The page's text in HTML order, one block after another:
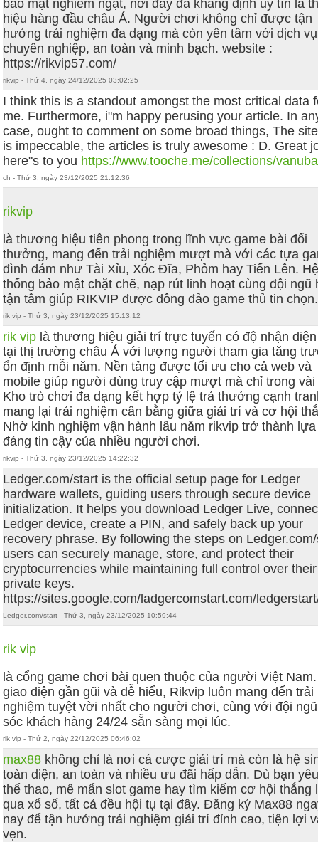
bảo mật nghiêm ngặt, nơi đây đã khẳng định uy tín là
hiệu hàng đầu châu Á. Người chơi không chỉ được tận
hưởng trải nghiệm đa dạng mà còn yên tâm với dịch vụ
chuyên nghiệp, an toàn và minh bạch. website :
https://rikvip57.com/
rikvip - Thứ 4, ngày 24/12/2025 03:02:25
I think this is a standout amongst the most critical data
me. Furthermore, i"m happy perusing your article. In
case, ought to comment on some broad things, The
is impeccable, the articles is truly awesome : D. Great
here"s to you https://www.tooche.me/collections/
ch - Thứ 3, ngày 23/12/2025 21:12:36
rikvip
là thương hiệu tiên phong trong lĩnh vực game bài đổi
thưởng, mang đến trải nghiệm mượt mà với các tựa
đình đám như Tài Xỉu, Xóc Đĩa, Phỏm hay Tiến Lên.
thống bảo mật chặt chẽ, nạp rút linh hoạt cùng đội ngũ
tận tâm giúp RIKVIP được đông đảo game thủ tin chọn.
rik vip - Thứ 3, ngày 23/12/2025 15:13:12
rik vip là thương hiệu giải trí trực tuyến có độ nhận
tại thị trường châu Á với lượng người tham gia tăng
ổn định mỗi năm. Nền tảng được tối ưu cho cả web và
mobile giúp người dùng truy cập mượt mà chỉ trong vài
Kho trò chơi đa dạng kết hợp tỷ lệ trả thưởng cạnh
mang lại trải nghiệm cân bằng giữa giải trí và cơ hội
Nhờ kinh nghiệm vận hành lâu năm rikvip trở thành
đáng tin cậy của nhiều người chơi.
rikvip - Thứ 3, ngày 23/12/2025 14:22:32
Ledger.com/start is the official setup page for Ledger
hardware wallets, guiding users through secure device
initialization. It helps you download Ledger Live,
Ledger device, create a PIN, and safely back up your
recovery phrase. By following the steps on
users can securely manage, store, and protect their
cryptocurrencies while maintaining full control over their
private keys.
https://sites.google.com/ladgercomstart.com/
Ledger.com/start - Thứ 3, ngày 23/12/2025 10:59:44
rik vip
là cổng game chơi bài quen thuộc của người Việt
giao diện gần gũi và dễ hiểu, Rikvip luôn mang đến trải
nghiệm tuyệt vời nhất cho người chơi, cùng với đội
sóc khách hàng 24/24 sẵn sàng mọi lúc.
rik vip - Thứ 2, ngày 22/12/2025 06:46:02
max88 không chỉ là nơi cá cược giải trí mà còn là hệ
toàn diện, an toàn và nhiều ưu đãi hấp dẫn. Dù bạn
thể thao, mê mẩn slot game hay tìm kiếm cơ hội thắng
qua xổ số, tất cả đều hội tụ tại đây. Đăng ký Max88
nay để tận hưởng trải nghiệm giải trí đỉnh cao, tiện lợi
vẹn.